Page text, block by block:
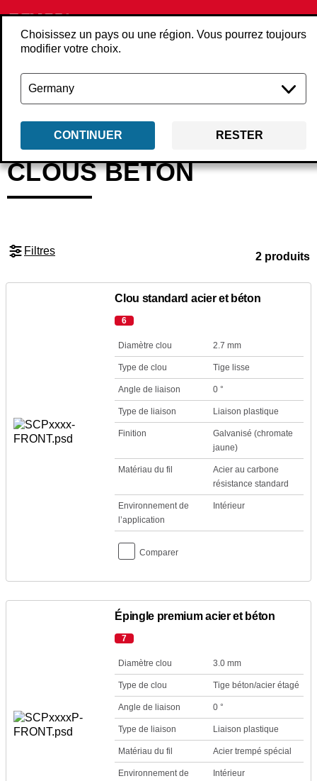
Choisissez un pays ou une région. Vous pourrez toujours
modifier votre choix.
CONTINUER RESTER
Retour Produits Consommables
CLOUS BÉTON
Filtres 2 produits
Clou standard acier et béton
6
Diamètre clou 2.7 mm
Type de clou Tige lisse
Angle de liaison 0 °
Type de liaison Liaison plastique
Finition
Galvanisé (chromate
jaune)
Matériau du fil
Acier au carbone
résistance standard
Environnement de
l’application
Intérieur
Comparer
Épingle premium acier et béton
7
Diamètre clou 3.0 mm
Type de clou Tige béton/acier étagé
Angle de liaison 0 °
Type de liaison Liaison plastique
Matériau du fil Acier trempé spécial
Environnement de
Intérieur